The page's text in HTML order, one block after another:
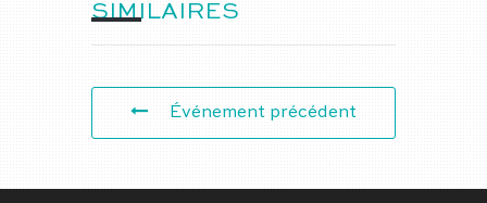
SIMILAIRES
Événement précédent